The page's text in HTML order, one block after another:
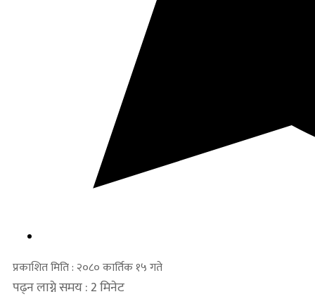
प्रकाशित मिति : २०८० कार्तिक १५ गते
पढ्न लाग्ने समय : 2 मिनेट